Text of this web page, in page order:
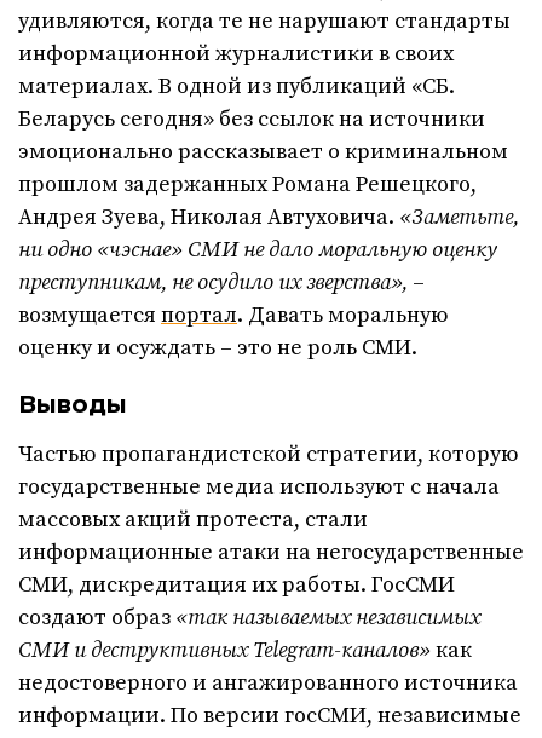
удивляются, когда те не нарушают стандарты
информационной журналистики в своих
материалах. В одной из публикаций «СБ.
Беларусь сегодня» без ссылок на источники
эмоционально рассказывает о криминальном
прошлом задержанных Романа Решецкого,
Андрея Зуева, Николая Автуховича. «Заметьте,
ни одно «чэснае» СМИ не дало моральную оценку
преступникам, не осудило их зверства», –
возмущается портал. Давать моральную
оценку и осуждать – это не роль СМИ.
Выводы
Частью пропагандистской стратегии, которую
государственные медиа используют с начала
массовых акций протеста, стали
информационные атаки на негосударственные
СМИ, дискредитация их работы. ГосСМИ
создают образ «так называемых независимых
СМИ и деструктивных Telegram-каналов»как
недостоверного и ангажированного источника
информации. По версии госСМИ, независимые